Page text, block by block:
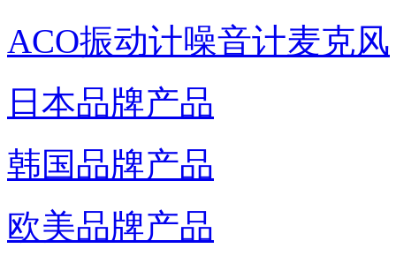
ACO振动计噪音计麦克风
日本品牌产品
韩国品牌产品
欧美品牌产品